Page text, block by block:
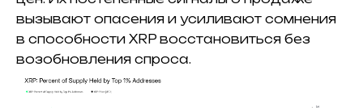
вызывают опасения и усиливают сомнения
в способности XRP восстановиться без
возобновления спроса.